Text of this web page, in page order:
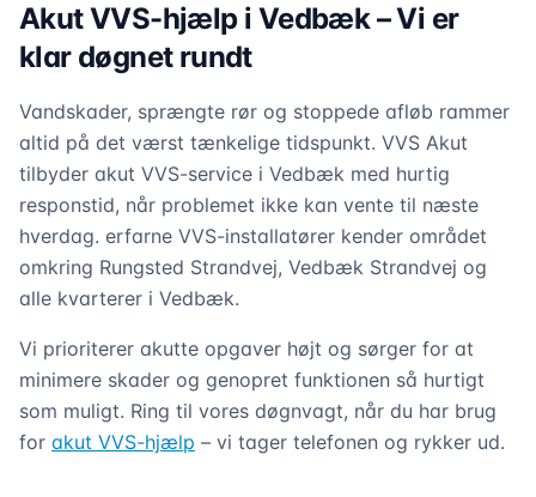
Akut VVS-hjælp i Vedbæk – Vi er
klar døgnet rundt
Vandskader, sprængte rør og stoppede afløb rammer
altid på det værst tænkelige tidspunkt. VVS Akut
tilbyder akut VVS-service i Vedbæk med hurtig
responstid, når problemet ikke kan vente til næste
hverdag. erfarne VVS-installatører kender området
omkring Rungsted Strandvej, Vedbæk Strandvej og
alle kvarterer i Vedbæk.
Vi prioriterer akutte opgaver højt og sørger for at
minimere skader og genopret funktionen så hurtigt
som muligt. Ring til vores døgnvagt, når du har brug
for akut VVS-hjælp – vi tager telefonen og rykker ud.